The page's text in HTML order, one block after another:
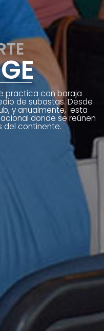
practica con baraja
de subastas. Desde
y anualmente, esta
donde se reúnen
del continente.